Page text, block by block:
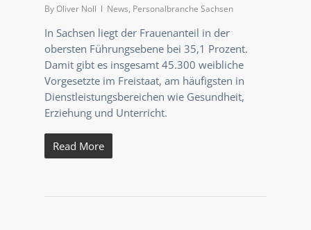
ByOliver Noll News, Personalbranche Sachsen
In Sachsen liegt der Frauenanteil in der
obersten Führungsebene bei 35,1 Prozent.
Damit gibt es insgesamt 45.300 weibliche
Vorgesetzte im Freistaat, am häufigsten in
Dienstleistungsbereichen wie Gesundheit,
Erziehung und Unterricht.
Read More